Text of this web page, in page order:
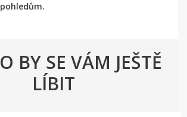
BY SE VÁM JEŠTĚ
LÍBIT